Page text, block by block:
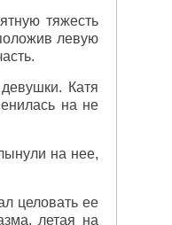
тяжесть
левую
Катя
на не
на нее,
целовать ее
летая на